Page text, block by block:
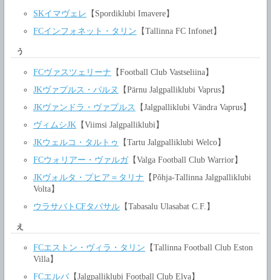
SKイマヴェレ
【Spordiklubi Imavere】
FCインフォネット・タリン 【Tallinna FC Infonet】
う
FCヴァスツェリーナ 【Football Club Vastseliina】
JKヴァプルス・パルヌ
【Pärnu Jalgpalliklubi Vaprus】
JKヴァンドラ・ヴァプルス
【Jalgpalliklubi Vändra Vaprus】
ヴィムシJK 【Viimsi Jalgpalliklubi】
JKウェルコ・タルトゥ
【Tartu Jalgpalliklubi Welco】
FCウォリアー・ヴァルガ【Valga Football Club Warrior】
JKヴォルタ・プヒア＝タリナ 【Põhja-Tallinna Jalgpalliklubi
Volta】
ウラサバトCFタバサル 【Tabasalu Ulasabat C.F.】
え
FCエストン・ヴィラ・タリン 【Tallinna Football Club Eston
Villa】
FCエルバ【Jalgpalliklubi Football Club Elva】